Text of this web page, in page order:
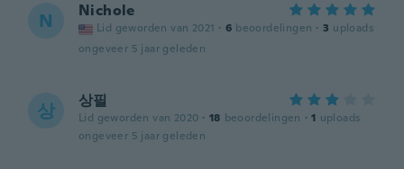
N Nichole
Lid geworden van 2021 · 6 beoordelingen · 3 uploads
ongeveer 5 jaar geleden
상 상필
Lid geworden van 2020 · 18 beoordelingen · 1 uploads
ongeveer 5 jaar geleden